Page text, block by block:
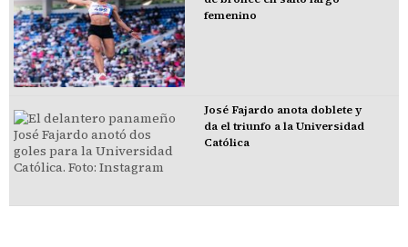
femenino
José Fajardo anota doblete y
da el triunfo a la Universidad
Católica